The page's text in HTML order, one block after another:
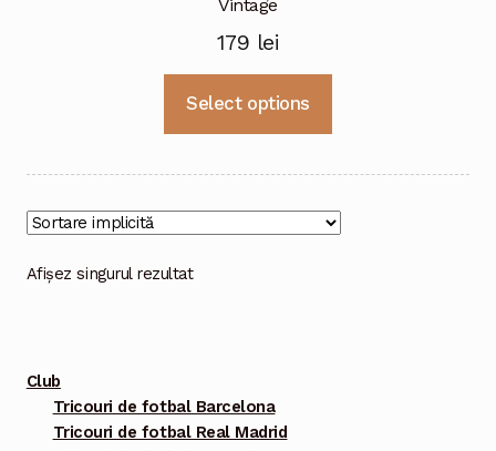
Vintage
179 lei
Select options
mai
multe
variații.
Afișez singurul rezultat
Club
Tricouri de fotbal Barcelona
Tricouri de fotbal Real Madrid